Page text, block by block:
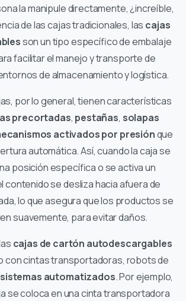
la manipule directamente, ¿increíble,
de las cajas tradicionales, las cajas
son un tipo específico de embalaje
facilitar el manejo y transporte de
de almacenamiento y logística.
por lo general, tienen características
precortadas, pestañas, solapas
activados por presiónque
automática. Así, cuando la caja se
posición específica o se activa un
contenido se desliza hacia afuera de
lo que asegura que los productos se
suavemente, para evitar daños.
cajas de cartón autodescargables
con cintas transportadoras, robots de
sistemas automatizados. Por ejemplo,
se coloca en una cinta transportadora